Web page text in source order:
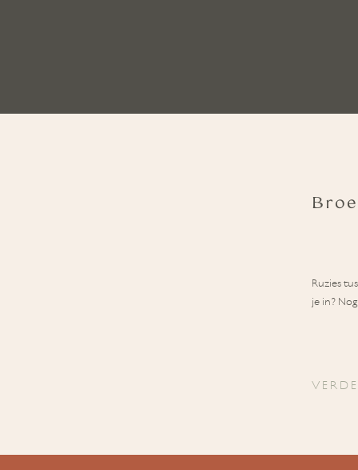
Ruzies
je in?